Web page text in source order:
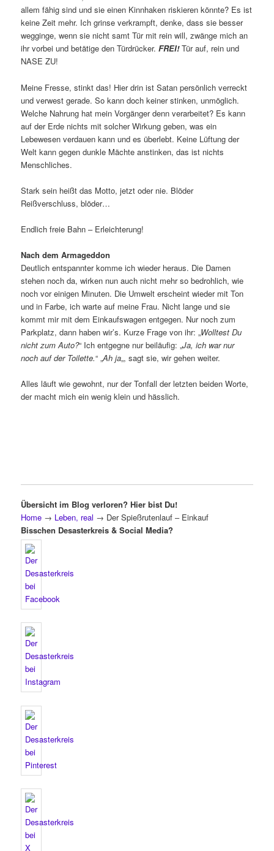
allem fähig sind und sie einen Kinnhaken riskieren könnte? Es ist
keine Zeit mehr. Ich grinse verkrampft, denke, dass sie besser
wegginge, wenn sie nicht samt Tür mit rein will, zwänge mich an
ihr vorbei und betätige den Türdrücker.FREI! Tür auf, rein und
NASE ZU!
Meine Fresse, stinkt das! Hier drin ist Satan persönlich verreckt
und verwest gerade. So kann doch keiner stinken, unmöglich.
Welche Nahrung hat mein Vorgänger denn verarbeitet? Es kann
auf der Erde nichts mit solcher Wirkung geben, was ein
Lebewesen verdauen kann und es überlebt. Keine Lüftung der
Welt kann gegen dunkle Mächte anstinken, das ist nichts
Menschliches.
Stark sein heißt das Motto, jetzt oder nie. Blöder
Reißverschluss, blöder…
Endlich freie Bahn – Erleichterung!
Nach dem Armageddon
Deutlich entspannter komme ich wieder heraus. Die Damen
stehen noch da, wirken nun auch nicht mehr so bedrohlich, wie
noch vor einigen Minuten. Die Umwelt erscheint wieder mit Ton
und in Farbe, ich warte auf meine Frau. Nicht lange und sie
kommt mir mit dem Einkaufswagen entgegen. Nur noch zum
Parkplatz, dann haben wir’s. Kurze Frage von ihr: „Wolltest Du
nicht zum Auto?“ Ich entgegne nur beiläufig: „Ja, ich war nur
noch auf der Toilette.“ „Ah ja„, sagt sie, wir gehen weiter.
Alles läuft wie gewohnt, nur der Tonfall der letzten beiden Worte,
der macht mich ein wenig klein und hässlich.
Übersicht im Blog verloren? Hier bist Du!
Home → Leben, real → Der Spießrutenlauf – Einkauf
Bisschen Desasterkreis & Social Media?